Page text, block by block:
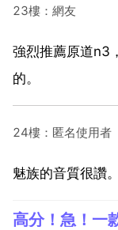
23樓：網友
強烈推薦原道n3
的。
24樓：匿名使用者
魅族的音質很讚